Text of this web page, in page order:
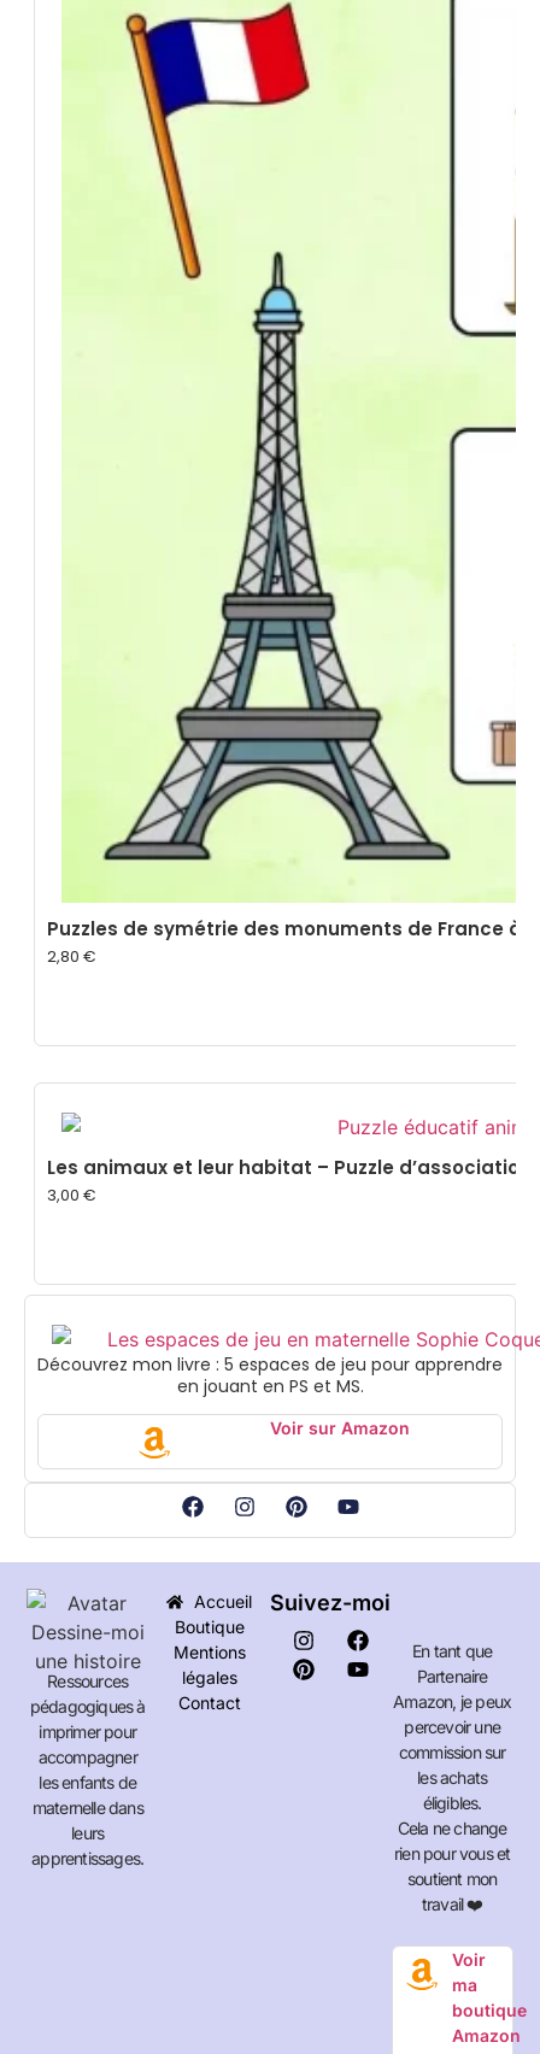
Puzzles de symétrie des monuments de France à
2,80 €
Les animaux et leur habitat – Puzzle
3,00 €
Découvrez mon livre : 5 espaces de jeu pour apprendre
en jouant en PS et MS.
Voir sur Amazon
Ressources
pédagogiques à
imprimer pour
accompagner
les enfants de
maternelle dans
leurs
apprentissages.
Accueil
Boutique
Mentions
légales
Contact
Suivez-moi
En tant que
Partenaire
Amazon, je peux
percevoir une
commission sur
les achats
éligibles.
Cela ne change
rien pour vous et
soutient mon
travail ❤️
Voir
ma
boutique
Amazon